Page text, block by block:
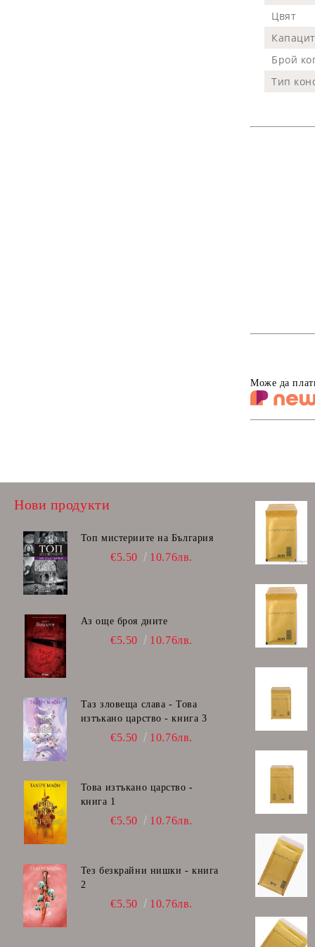
Цвят
Брой
Тип
Може да
Нови продукти
Топ мистериите на България
€5.50 10.76лв.
Аз още броя дните
€5.50 10.76лв.
Таз зловеща слава - Това
изтъкано царство - книга 3
€5.50 10.76лв.
Това изтъкано царство -
книга 1
€5.50 10.76лв.
Тез безкрайни нишки - книга
2
€5.50 10.76лв.